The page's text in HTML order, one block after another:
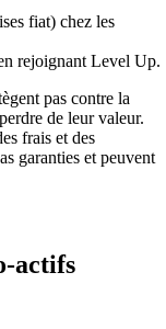
fiat) chez les
rejoignant Level Up.
pas contre la
de leur valeur.
frais et des
garanties et peuvent
actifs